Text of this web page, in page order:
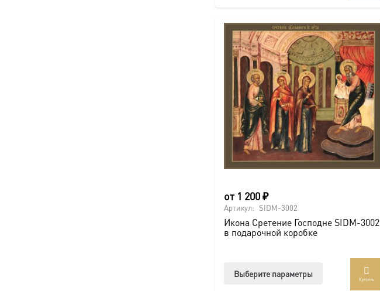
вариаций.
Опции
можно
выбрать
на
странице
товара.
от 1 200₽
Артикул: SIDM-3002
Икона Сретение Господне SIDM-3002
в подарочной коробке
Выберите параметры
Купить